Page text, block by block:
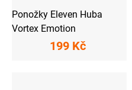
Ponožky Eleven Huba
Vortex Emotion
199 Kč